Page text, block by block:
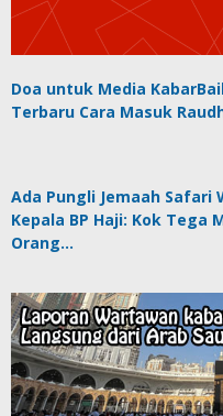
Doa untuk Media
Terbaru Cara Masuk
Ada Pungli Jemaah Safari
Kepala BP Haji: Kok Tega
Orang…